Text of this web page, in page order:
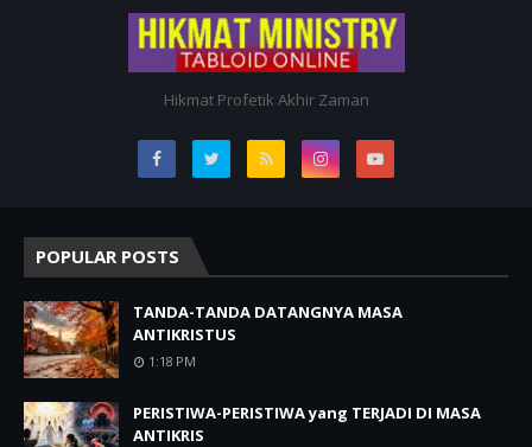
Hikmat Profetik Akhir Zaman
POPULAR POSTS
TANDA-TANDA DATANGNYA MASA
ANTIKRISTUS
1:18 PM
PERISTIWA-PERISTIWA yang TERJADI DI MASA
ANTIKRIS